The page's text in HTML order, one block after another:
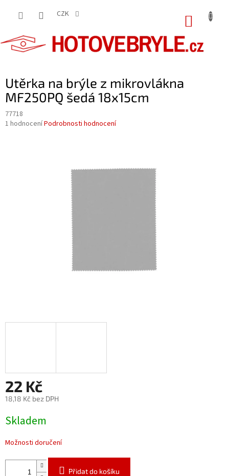
CZK
Utěrka na brýle z mikrovlákna
MF250PQ šedá 18x15cm
77718
Průměrné
1 hodnoceníPodrobnosti hodnocení
22 Kč
18,18 Kč bez DPH
cena:
Skladem
Možnosti doručení
Přidat do košíku